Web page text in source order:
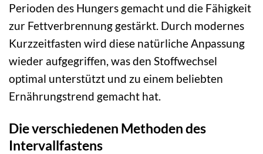
Perioden des Hungers gemacht und die Fähigkeit
zur Fettverbrennung gestärkt. Durch modernes
Kurzzeitfasten wird diese natürliche Anpassung
wieder aufgegriffen, was den Stoffwechsel
optimal unterstützt und zu einem beliebten
Ernährungstrend gemacht hat.
Die verschiedenen Methoden des
Intervallfastens